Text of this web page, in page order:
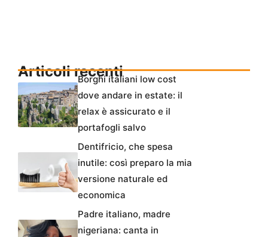
Articoli recentiBorghi italiani low cost
dove andare in estate: il
relax è assicurato e il
portafogli salvo
Dentifricio, che spesa
inutile: così preparo la mia
versione naturale ed
economica
Padre italiano, madre
nigeriana: canta in